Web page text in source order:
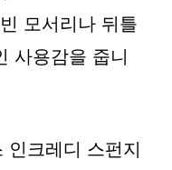
모서리나 뒤틀
사용감을 줍니
인크레디 스펀지